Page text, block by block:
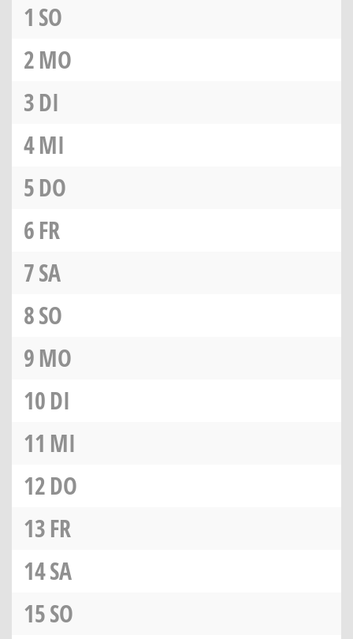
1 SO
2MO
3DI
4MI
5DO
6FR
7SA
8SO
9MO
10DI
11 MI
12DO
13FR
14SA
15SO